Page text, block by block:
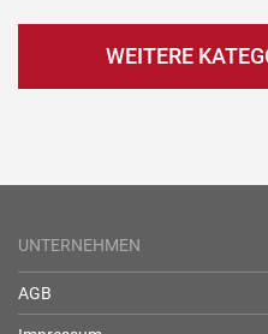
WEITERE
UNTERNEHMEN
AGB